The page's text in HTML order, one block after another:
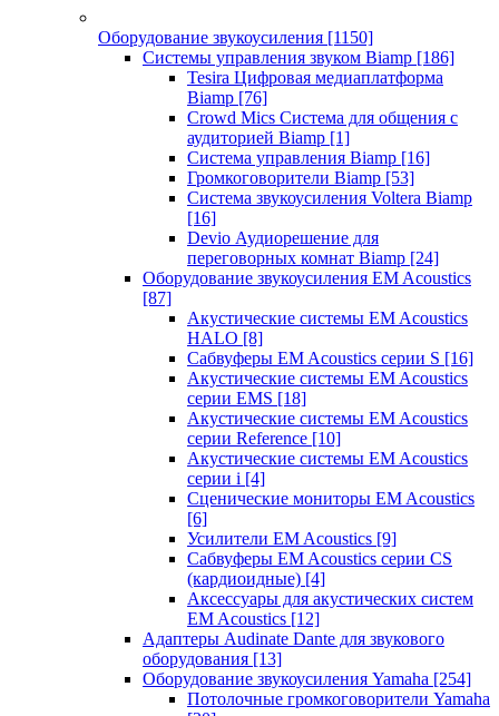
Оборудование звукоусиления [1150]
Системы управления звуком Biamp [186]
Tesira Цифровая медиаплатформа
Biamp [76]
Crowd Mics Система для общения с
аудиторией Biamp [1]
Система управления Biamp [16]
Громкоговорители Biamp [53]
Система звукоусиления Voltera Biamp
[16]
Devio Аудиорешение для
переговорных комнат Biamp [24]
Оборудование звукоусиления EM Acoustics
[87]
Акустические системы EM Acoustics
HALO [8]
Сабвуферы EM Acoustics серии S [16]
Акустические системы EM Acoustics
серии EMS [18]
Акустические системы EM Acoustics
серии Reference [10]
Акустические системы EM Acoustics
серии i [4]
Сценические мониторы EM Acoustics
[6]
Усилители EM Acoustics [9]
Сабвуферы EM Acoustics серии CS
(кардиоидные) [4]
Аксессуары для акустических систем
EM Acoustics [12]
Адаптеры Audinate Dante для звукового
оборудования [13]
Оборудование звукоусиления Yamaha [254]
Потолочные громкоговорители Yamaha